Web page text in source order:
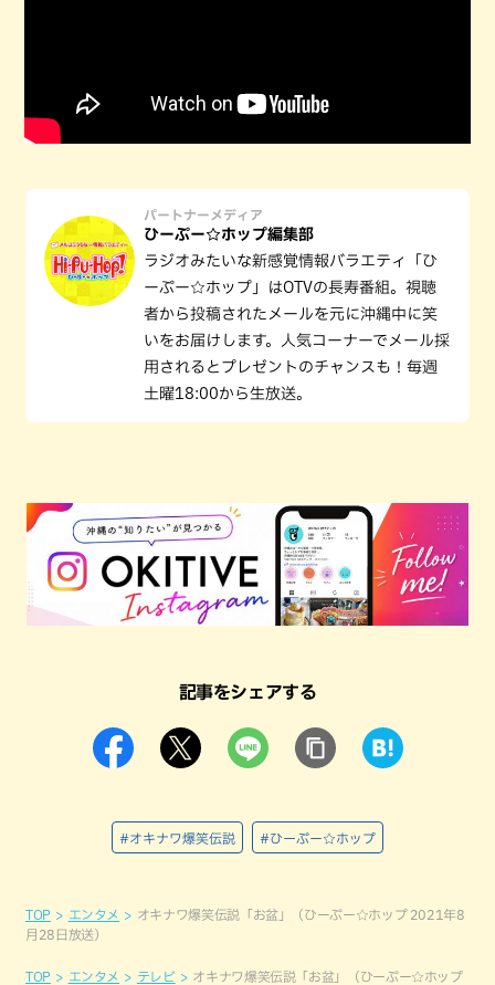
パートナーメディア
ひーぷー☆ホップ編集部
ラジオみたいな新感覚情報バラエティ「ひ
ーぷー☆ホップ」はOTVの長寿番組。視聴
者から投稿されたメールを元に沖縄中に笑
いをお届けします。人気コーナーでメール採
用されるとプレゼントのチャンスも！毎週
土曜18:00から生放送。
記事をシェアする
#オキナワ爆笑伝説 #ひーぷー☆ホップ
TOP エンタメ
オキナワ爆笑伝説「お盆」（ひーぷー☆ホップ 2021年8
月28日放送）
TOP エンタメ テレビ
オキナワ爆笑伝説「お盆」（ひーぷー☆ホップ